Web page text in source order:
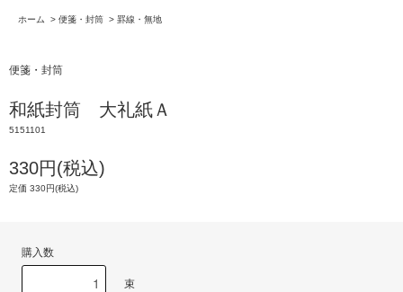
ホーム > 便箋・封筒 > 罫線・無地
便箋・封筒
和紙封筒 大礼紙Ａ
5151101
330円(税込)
定価 330円(税込)
購入数
束